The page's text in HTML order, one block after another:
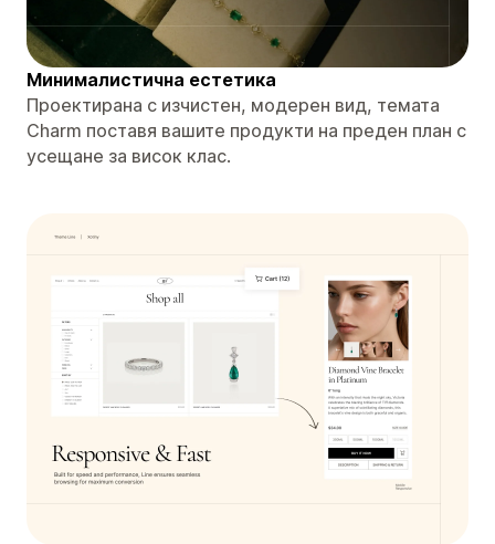
Минималистична естетика
Проектирана с изчистен, модерен вид, темата
Charm поставя вашите продукти на преден план с
усещане за висок клас.